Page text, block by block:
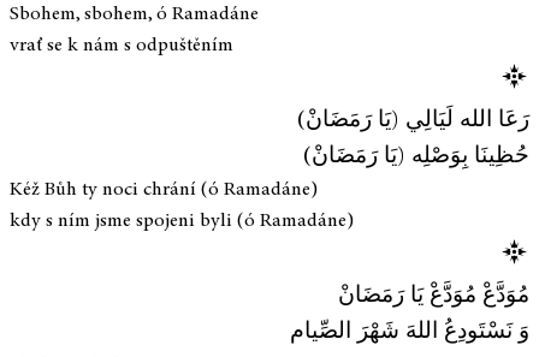
Sbohem, sbohem, ó Ramadáne
vrať se k nám s odpuštěním
رَعَا الله لَيَالِي (يَا رَمَضَانْ)
حُظِينَا بِوَصْلِه (يَا رَمَضَانْ)
Kéž Bůh ty noci chrání (ó Ramadáne)
kdy s ním jsme spojeni byli (ó Ramadáne)
مُوَدَّعْ مُوَدَّعْ يَا رَمَضَانْ
وَ نَسْتَودِعُ اللهَ شَهْرَ الصِّيام